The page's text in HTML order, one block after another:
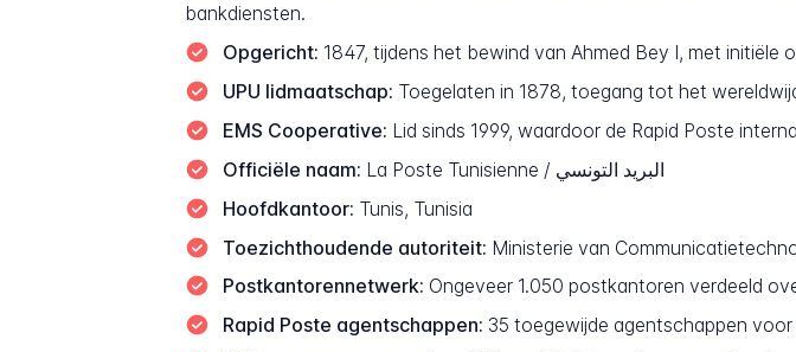
bankdiensten.
Opgericht: 1847, tijdens het bewind van Ahmed Bey I, met initiële
UPU lidmaatschap: Toegelaten in 1878, toegang tot het
EMS Cooperative: Lid sinds 1999, waardoor de Rapid Poste
Officiële naam:
La Poste Tunisienne / البريد التونسي
Hoofdkantoor: Tunis, Tunisia
Toezichthoudende autoriteit: Ministerie van
Postkantorennetwerk: Ongeveer 1.050 postkantoren verdeeld
Rapid Poste agentschappen: 35 toegewijde agentschappen